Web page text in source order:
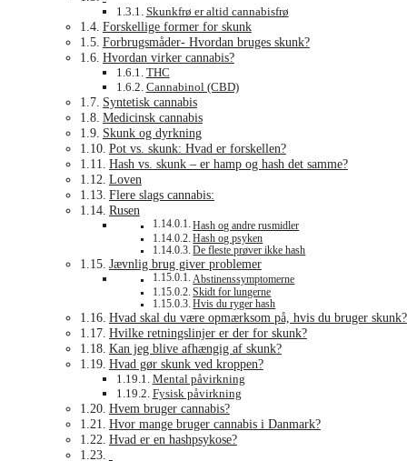
Skunkfrø er altid cannabisfrø
Forskellige former for skunk
Forbrugsmåder- Hvordan bruges skunk?
Hvordan virker cannabis?
THC
Cannabinol (CBD)
Syntetisk cannabis
Medicinsk cannabis
Skunk og dyrkning
Pot vs. skunk: Hvad er forskellen?
Hash vs. skunk – er hamp og hash det samme?
Loven
Flere slags cannabis:
Rusen
Hash og andre rusmidler
Hash og psyken
De fleste prøver ikke hash
Jævnlig brug giver problemer
Abstinenssymptomerne
Skidt for lungerne
Hvis du ryger hash
Hvad skal du være opmærksom på, hvis du bruger skunk?
Hvilke retningslinjer er der for skunk?
Kan jeg blive afhængig af skunk?
Hvad gør skunk ved kroppen?
Mental påvirkning
Fysisk påvirkning
Hvem bruger cannabis?
Hvor mange bruger cannabis i Danmark?
Hvad er en hashpsykose?